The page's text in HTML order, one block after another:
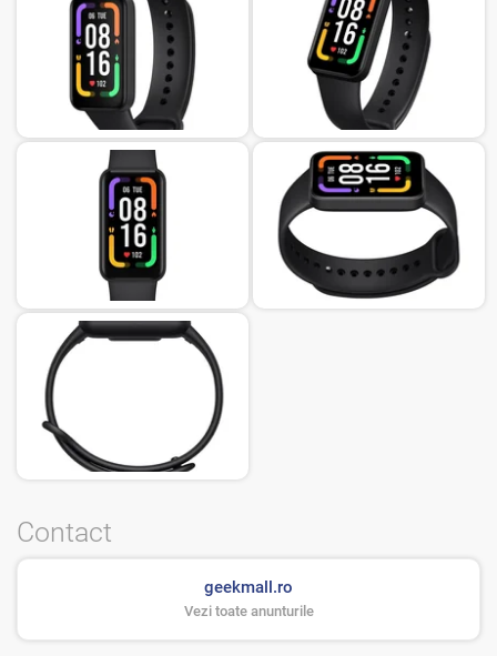
Contact
geekmall.ro
Vezi toate anunturile